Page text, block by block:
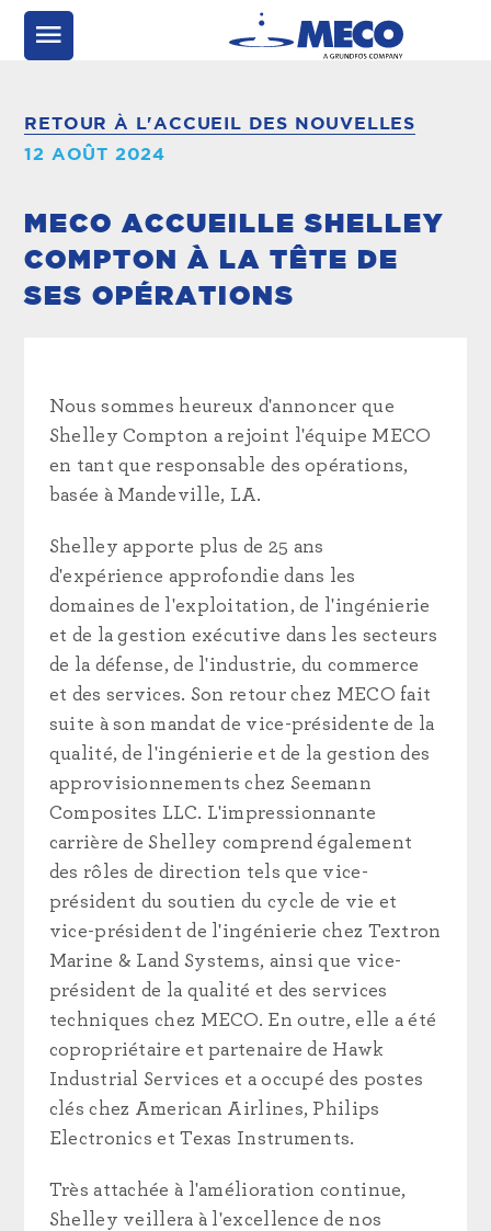
RETOUR À L'ACCUEIL DES NOUVELLES
12 AOÛT 2024
MECO ACCUEILLE SHELLEY
COMPTON À LA TÊTE DE
SES OPÉRATIONS
Nous sommes heureux d'annoncer que
Shelley Compton a rejoint l'équipe MECO
en tant que responsable des opérations,
basée à Mandeville, LA.
Shelley apporte plus de 25 ans
d'expérience approfondie dans les
domaines de l'exploitation, de l'ingénierie
et de la gestion exécutive dans les secteurs
de la défense, de l'industrie, du commerce
et des services. Son retour chez MECO fait
suite à son mandat de vice-présidente de la
qualité, de l'ingénierie et de la gestion des
approvisionnements chez Seemann
Composites LLC. L'impressionnante
carrière de Shelley comprend également
des rôles de direction tels que vice-
président du soutien du cycle de vie et
vice-président de l'ingénierie chez Textron
Marine & Land Systems, ainsi que vice-
président de la qualité et des services
techniques chez MECO. En outre, elle a été
copropriétaire et partenaire de Hawk
Industrial Services et a occupé des postes
clés chez American Airlines, Philips
Electronics et Texas Instruments.
Très attachée à l'amélioration continue,
Shelley veillera à l'excellence de nos